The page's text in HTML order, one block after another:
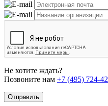
Не хотите ждать?
Позвоните нам +7 (495) 724-
Отправить